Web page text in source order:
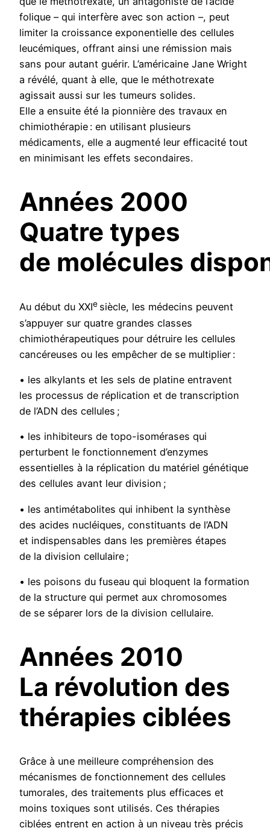
folique – qui interfère avec son action –, peut
limiter la croissance exponentielle des cellules
leucémiques, offrant ainsi une rémission mais
sans pour autant guérir. L’américaine Jane Wright
a révélé, quant à elle, que le méthotrexate
agissait aussi sur les tumeurs solides.
Elle a ensuite été la pionnière des travaux en
chimiothérapie : en utilisant plusieurs
médicaments, elle a augmenté leur efficacité tout
en minimisant les effets secondaires.
Années 2000
Quatre types
de molécules
Au début du XXIe siècle, les médecins peuvent
s’appuyer sur quatre grandes classes
chimiothérapeutiques pour détruire les cellules
cancéreuses ou les empêcher de se multiplier :
• les alkylants et les sels de platine entravent
les processus de réplication et de transcription
de l’ADN des cellules ;
• les inhibiteurs de topo-isomérases qui
perturbent le fonctionnement d’enzymes
essentielles à la réplication du matériel génétique
des cellules avant leur division ;
• les antimétabolites qui inhibent la synthèse
des acides nucléiques, constituants de l’ADN
et indispensables dans les premières étapes
de la division cellulaire ;
• les poisons du fuseau qui bloquent la formation
de la structure qui permet aux chromosomes
de se séparer lors de la division cellulaire.
Années 2010
La révolution des
thérapies ciblées
Grâce à une meilleure compréhension des
mécanismes de fonctionnement des cellules
tumorales, des traitements plus efficaces et
moins toxiques sont utilisés. Ces thérapies
ciblées entrent en action à un niveau très précis